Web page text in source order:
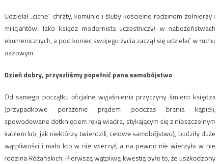
Udzielał „ciche” chrzty, komunie i śluby kościelne rodzinom żołnierzy i
milicjantów. Jako ksiądz modernista uczestniczył w nabożeństwach
ekumenicznych, a pod koniec swojego życia zaczął się udzielać w ruchu
oazowym.
Dzień dobry, przyszliśmy popełnić pana samobójstwo
Od samego początku oficjalne wyjaśnienia przyczyny śmierci księdza
(przypadkowe porażenie prądem podczas brania kąpieli,
spowodowane dotknięciem ręką wiadra, stykającym się z nieszczelnym
kablem lub, jak niektórzy twierdzili, celowe samobójstwo), budziły duże
wątpliwości i mało kto w nie wierzył, a na pewno nie wierzyła w nie
rodzina Różańskich. Pierwszą wątpliwą kwestią było to, że uszkodzony